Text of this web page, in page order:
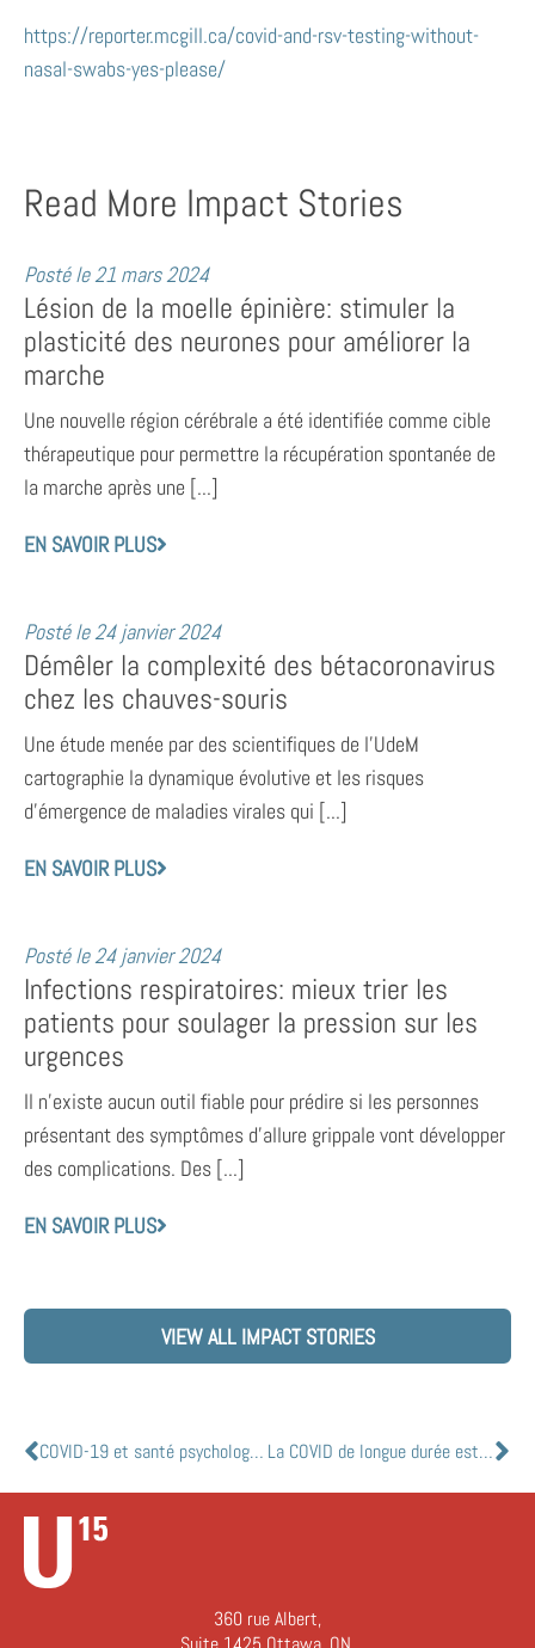
https://reporter.mcgill.ca/covid-and-rsv-testing-without-
nasal-swabs-yes-please/
Read More Impact Stories
Posté le21 mars 2024
Lésion de la moelle épinière: stimuler la
plasticité des neurones pour améliorer la
marche
Une nouvelle région cérébrale a été identifiée comme cible
thérapeutique pour permettre la récupération spontanée de
la marche après une [...]
EN SAVOIR PLUS
Posté le24 janvier 2024
Démêler la complexité des bétacoronavirus
chez les chauves-souris
Une étude menée par des scientifiques de l’UdeM
cartographie la dynamique évolutive et les risques
d’émergence de maladies virales qui [...]
EN SAVOIR PLUS
Posté le24 janvier 2024
Infections respiratoires: mieux trier les
patients pour soulager la pression sur les
urgences
Il n’existe aucun outil fiable pour prédire si les personnes
présentant des symptômes d’allure grippale vont développer
des complications. Des [...]
EN SAVOIR PLUS
VIEW ALL IMPACT STORIES
COVID-19 et santé psychologique: risquez-vous d’avoir des séquelles post-pandémiques? La COVID de longue durée est liée à une baisse du taux d’oxygène dans le cerveau, à des problèmes cognitifs et à des symptômes psychiatriques
360 rue Albert,